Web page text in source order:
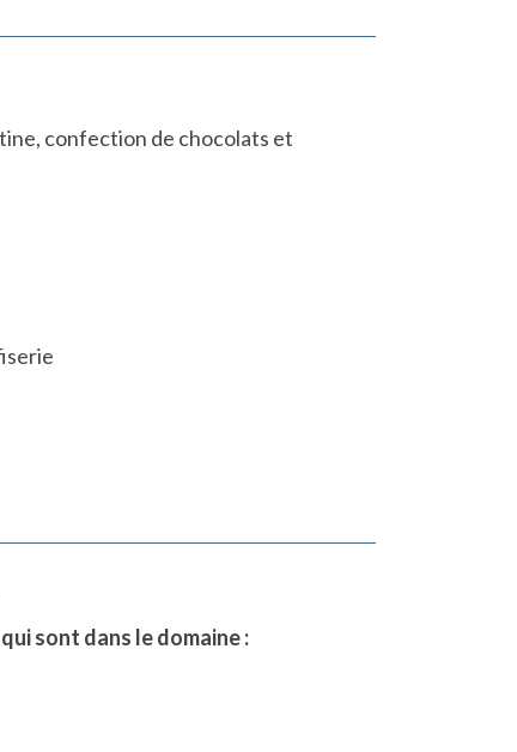
confection de chocolats et
sont dans le domaine :